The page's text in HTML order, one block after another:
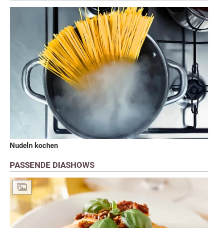
Nudeln kochen
PASSENDE DIASHOWS